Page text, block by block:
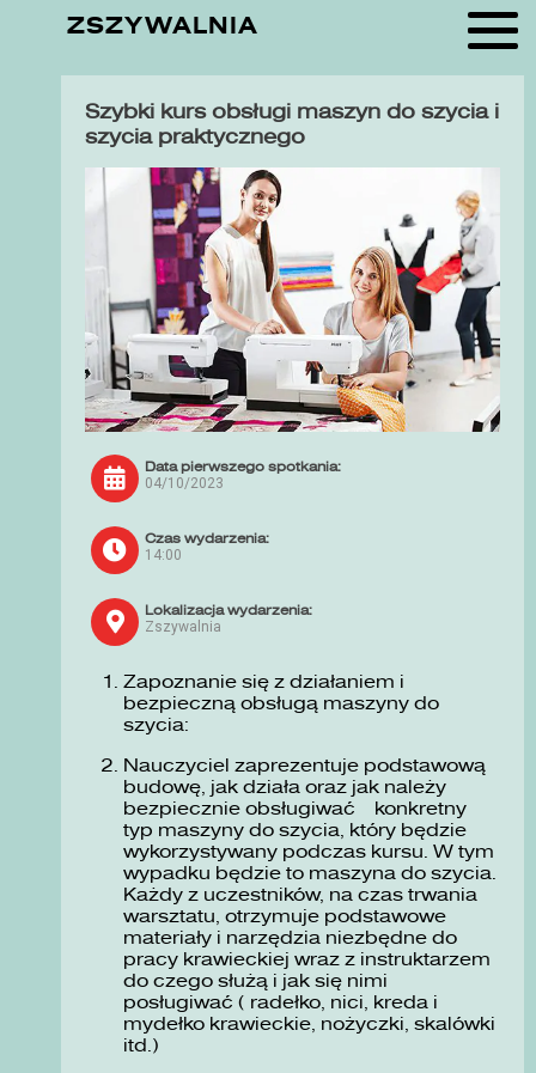
ZSZYWALNIA
Szybki kurs obsługi maszyn do szycia i
szycia praktycznego
Data pierwszego spotkania:
04/10/2023
Czas wydarzenia:
14:00
Lokalizacja wydarzenia:
Zszywalnia
Zapoznanie się z działaniem i
bezpieczną obsługą maszyny do
szycia:
Nauczyciel zaprezentuje podstawową
budowę, jak działa oraz jak należy
bezpiecznie obsługiwać konkretny
typ maszyny do szycia, który będzie
wykorzystywany podczas kursu. W tym
wypadku będzie to maszyna do szycia.
Każdy z uczestników, na czas trwania
warsztatu, otrzymuje podstawowe
materiały i narzędzia niezbędne do
pracy krawieckiej wraz z instruktarzem
do czego służą i jak się nimi
posługiwać ( radełko, nici, kreda i
mydełko krawieckie, nożyczki, skalówki
itd.)